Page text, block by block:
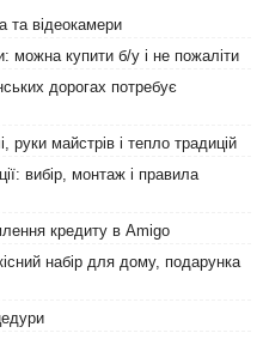
та відеокамери
можна купити б/у і не пожаліти
дорогах потребує
майстрів і тепло традицій
вибір, монтаж і правила
кредиту в Amigo
набір для дому, подарунка